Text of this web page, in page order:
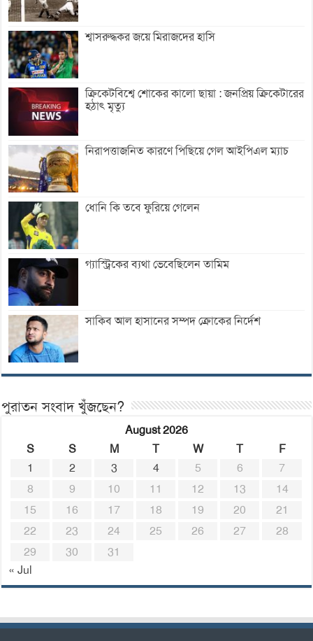
শ্বাসরুদ্ধকর জয়ে মিরাজদের হাসি
ক্রিকেটবিশ্বে শোকের কালো ছায়া : জনপ্রিয় ক্রিকেটারের
হঠাৎ মৃত্যু
নিরাপত্তাজনিত কারণে পিছিয়ে গেল আইপিএল ম্যাচ
ধোনি কি তবে ফুরিয়ে গেলেন
গ্যাস্ট্রিকের ব্যথা ভেবেছিলেন তামিম
সাকিব আল হাসানের সম্পদ ক্রোকের নির্দেশ
পুরাতন সংবাদ খুঁজছেন?
August 2026
S
S M T W T
F
1
2 3 4 5 6
7
8
9 10 11 12 13
14
15
16 17 18 19 20
21
22
23 24 25 26 27
28
29
30
31
« Jul